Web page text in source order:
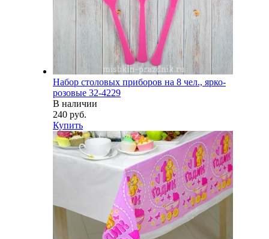
Набор столовых приборов на 8 чел., ярко-
розовые 32-4229
В наличии
240 руб.
Купить